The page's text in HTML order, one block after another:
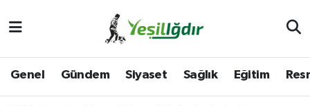
Genel Gündem Siyaset Sağlık Eğitim